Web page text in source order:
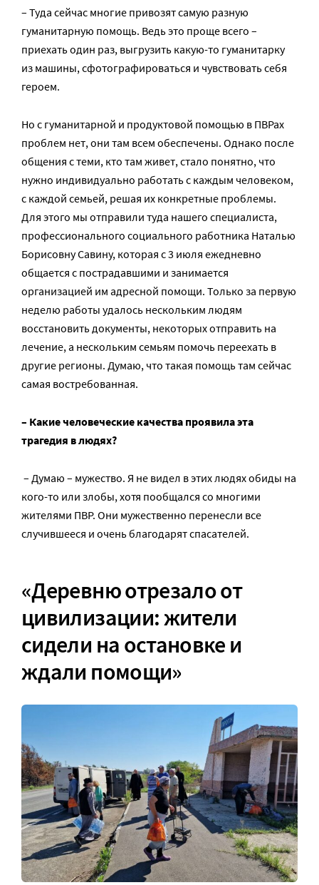
– Туда сейчас многие привозят самую разную
гуманитарную помощь. Ведь это проще всего –
приехать один раз, выгрузить какую-то гуманитарку
из машины, сфотографироваться и чувствовать себя
героем.
Но с гуманитарной и продуктовой помощью в ПВРах
проблем нет, они там всем обеспечены. Однако после
общения с теми, кто там живет, стало понятно, что
нужно индивидуально работать с каждым человеком,
с каждой семьей, решая их конкретные проблемы.
Для этого мы отправили туда нашего специалиста,
профессионального социального работника Наталью
Борисовну Савину, которая с 3 июля ежедневно
общается с пострадавшими и занимается
организацией им адресной помощи. Только за первую
неделю работы удалось нескольким людям
восстановить документы, некоторых отправить на
лечение, а нескольким семьям помочь переехать в
другие регионы. Думаю, что такая помощь там сейчас
самая востребованная.
– Какие человеческие качества проявила эта
трагедия в людях?
– Думаю – мужество. Я не видел в этих людях обиды на
кого-то или злобы, хотя пообщался со многими
жителями ПВР. Они мужественно перенесли все
случившееся и очень благодарят спасателей.
«Деревню отрезало от
цивилизации: жители
сидели на остановке и
ждали помощи»